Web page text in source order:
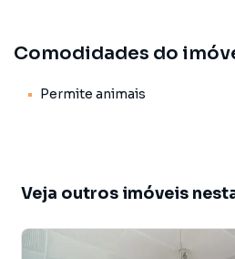
amplitude
Localização estratégica ao lado
Valor de Venda: R$ 850.000,00
Condomínio: R$ 1.383,87
Comodidades do
Permite animais
Veja outros imóveis